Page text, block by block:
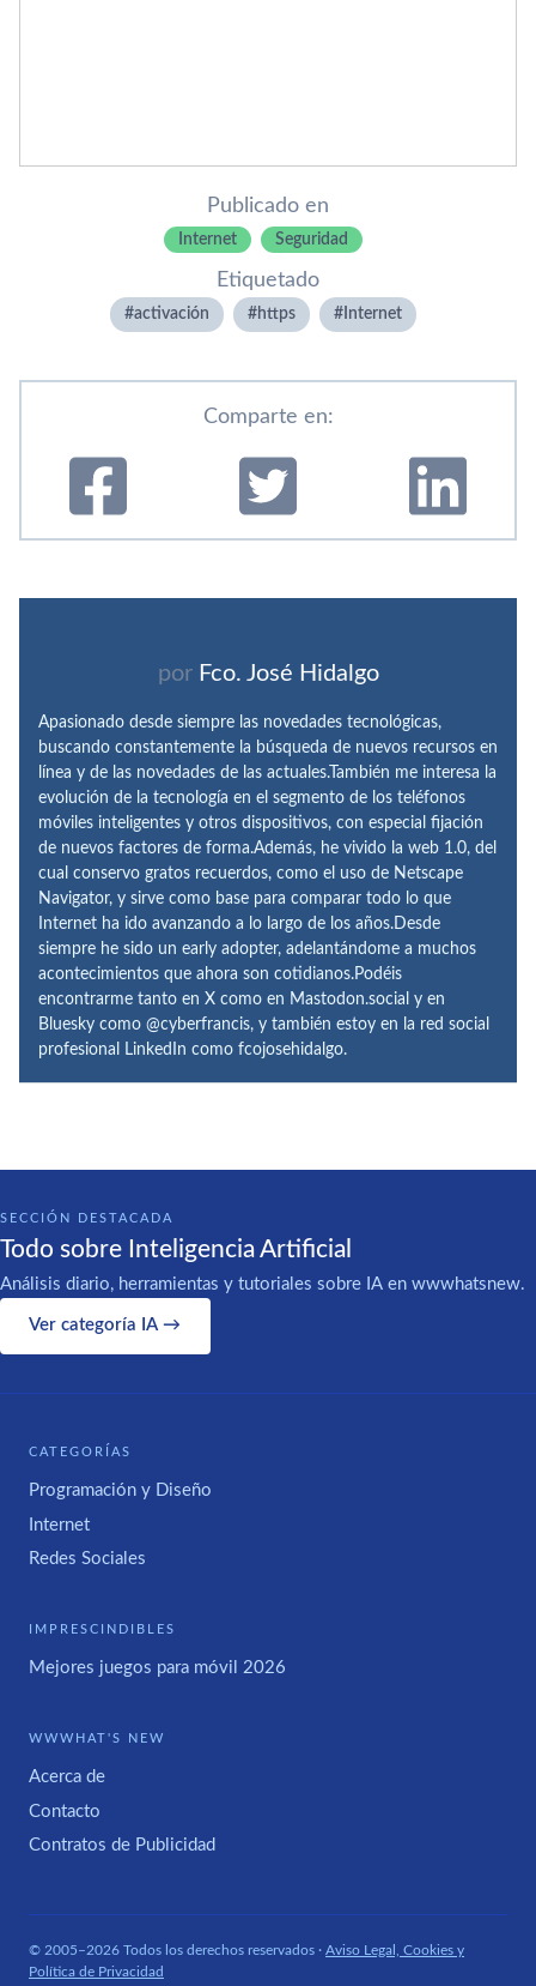
Publicado en
Internet Seguridad
Etiquetado
activación https Internet
Comparte en:
por Fco. José Hidalgo
Apasionado desde siempre las novedades tecnológicas,
buscando constantemente la búsqueda de nuevos recursos en
línea y de las novedades de las actuales.También me interesa la
evolución de la tecnología en el segmento de los teléfonos
móviles inteligentes y otros dispositivos, con especial fijación
de nuevos factores de forma.Además, he vivido la web 1.0, del
cual conservo gratos recuerdos, como el uso de Netscape
Navigator, y sirve como base para comparar todo lo que
Internet ha ido avanzando a lo largo de los años.Desde
siempre he sido un early adopter, adelantándome a muchos
acontecimientos que ahora son cotidianos.Podéis
encontrarme tanto en X como en Mastodon.social y en
Bluesky como @cyberfrancis, y también estoy en la red social
profesional LinkedIn como fcojosehidalgo.
SECCIÓN DESTACADA
Todo sobre Inteligencia Artificial
Análisis diario, herramientas y tutoriales sobre IA en wwwhatsnew.
Ver categoría IA →
CATEGORÍAS
Programación y Diseño
Internet
Redes Sociales
IMPRESCINDIBLES
Mejores juegos para móvil 2026
WWWHAT'S NEW
Acerca de
Contacto
Contratos de Publicidad
© 2005–2026 Todos los derechos reservados · Aviso Legal, Cookies y
Política de Privacidad